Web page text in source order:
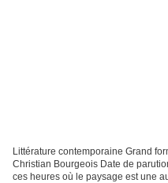
Littérature contemporaine Grand
Christian Bourgeois Date de
ces heures où le paysage est une